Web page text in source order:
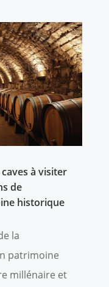
à visiter
de
historique
la
patrimoine
millénaire et